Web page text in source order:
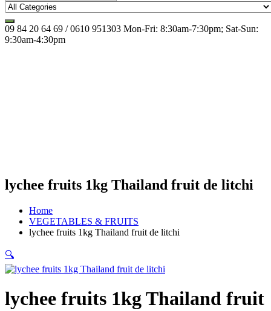
09 84 20 64 69 / 0610 951303 Mon-Fri: 8:30am-7:30pm; Sat-Sun:
9:30am-4:30pm
lychee fruits 1kg Thailand fruit de litchi
Home
VEGETABLES & FRUITS
lychee fruits 1kg Thailand fruit de litchi
🔍
lychee fruits 1kg Thailand fruit